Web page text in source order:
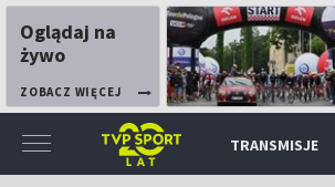
Oglądaj na
żywo
ZOBACZ WIĘCEJ
TRANSMISJE